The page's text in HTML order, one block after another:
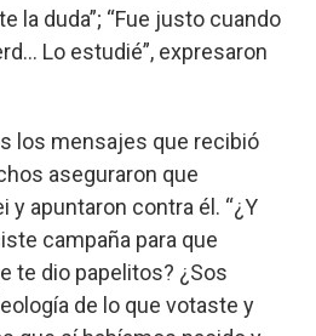
la duda”; “Fue justo cuando
Lo estudié”, expresaron
los mensajes que recibió
aseguraron que
y apuntaron contra él. “¿Y
campaña para que
te dio papelitos? ¿Sos
de lo que votaste y